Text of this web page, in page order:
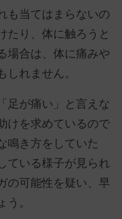
も当てはまらないの
たり、体に触ろうと
場合は、体に痛みや
れません。
足が痛い」と言えな
けを求めているので
鳴き方をしていた
ている様子が見られ
の可能性を疑い、早
。